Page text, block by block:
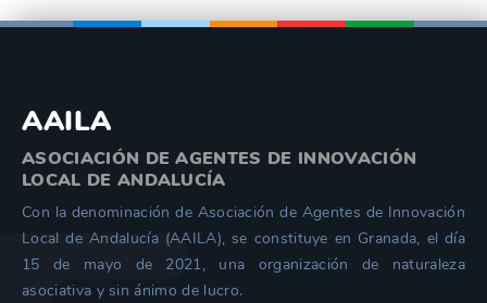
AAILA
ASOCIACIÓN DE AGENTES DE INNOVACIÓN
LOCAL DE ANDALUCÍA
Con la denominación de Asociación de Agentes de Innovación
Local de Andalucía (AAILA), se constituye en Granada, el día
15 de mayo de 2021, una organización de naturaleza
asociativa y sin ánimo de lucro.